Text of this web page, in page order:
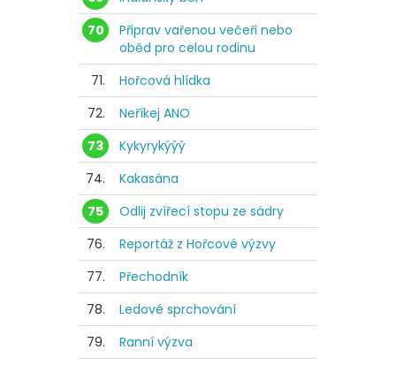
70
Připrav vařenou večeři nebo
oběd pro celou rodinu
71.
Hořcová hlídka
72.
Neříkej ANO
73
Kykyrykýýý
74.
Kakasána
75
Odlij zvířecí stopu ze sádry
76.
Reportáž z Hořcové výzvy
77.
Přechodník
78.
Ledové sprchování
79.
Ranní výzva